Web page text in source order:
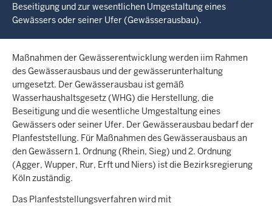
Beseitigung und zur wesentlichen Umgestaltung eines
Gewässers oder seiner Ufer (Gewässerausbau).
Maßnahmen der Gewässerentwicklung werden iim Rahmen
des Gewässerausbaus und der gewässerunterhaltung
umgesetzt. Der Gewässerausbau ist gemäß
Wasserhaushaltsgesetz (WHG) die Herstellung, die
Beseitigung und die wesentliche Umgestaltung eines
Gewässers oder seiner Ufer. Der Gewässerausbau bedarf der
Planfeststellung. Für Maßnahmen des Gewässerausbaus an
den Gewässern 1. Ordnung (Rhein, Sieg) und 2. Ordnung
(Agger, Wupper, Rur, Erft und Niers) ist die Bezirksregierung
Köln zuständig.
Das Planfeststellungsverfahren wird mit